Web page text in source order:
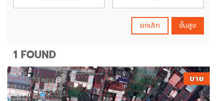
ยกเลิก ขั้นสูง
1 FOUND
ขาย